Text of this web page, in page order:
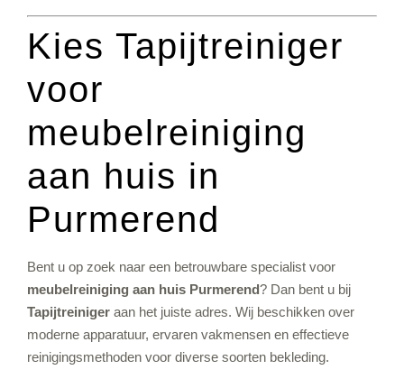
Kies Tapijtreiniger
voor
meubelreiniging
aan huis in
Purmerend
Bent u op zoek naar een betrouwbare specialist voor
meubelreiniging aan huis Purmerend? Dan bent u bij
Tapijtreiniger aan het juiste adres. Wij beschikken over
moderne apparatuur, ervaren vakmensen en effectieve
reinigingsmethoden voor diverse soorten bekleding.